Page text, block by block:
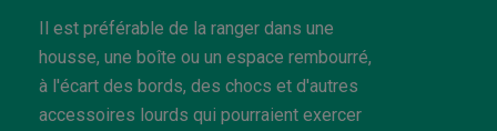
Il est préférable de la ranger dans une
housse, une boîte ou un espace rembourré,
à l'écart des bords, des chocs et d'autres
accessoires lourds qui pourraient exercer